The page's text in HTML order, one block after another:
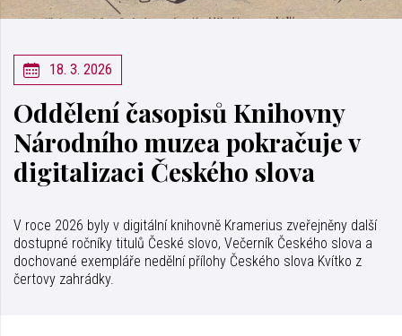
18. 3. 2026
Oddělení časopisů Knihovny
Národního muzea pokračuje v
digitalizaci Českého slova
V roce 2026 byly v digitální knihovně Kramerius zveřejněny další
dostupné ročníky titulů České slovo, Večerník Českého slova a
dochované exempláře nedělní přílohy Českého slova Kvítko z
čertovy zahrádky.